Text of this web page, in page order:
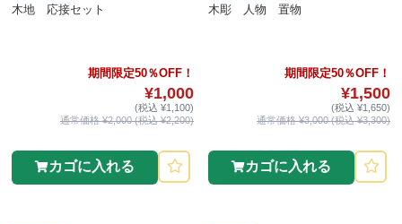
木地 応接セット
期間限定50％OFF！
¥1,000
(税込 ¥1,100)
通常価格 ¥2,000 (税込 ¥2,200)
カゴに入れる
木彫 人物 置物
期間限定50％OFF！
¥1,500
(税込 ¥1,650)
通常価格 ¥3,000 (税込 ¥3,300)
カゴに入れる